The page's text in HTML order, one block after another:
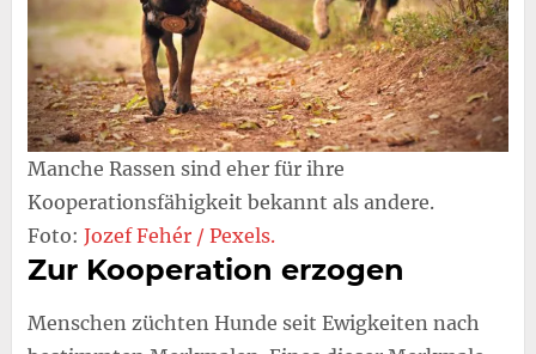
Manche Rassen sind eher für ihre
Kooperationsfähigkeit bekannt als andere.
Foto: Jozef Fehér / Pexels.
Zur Kooperation erzogen
Menschen züchten Hunde seit Ewigkeiten nach